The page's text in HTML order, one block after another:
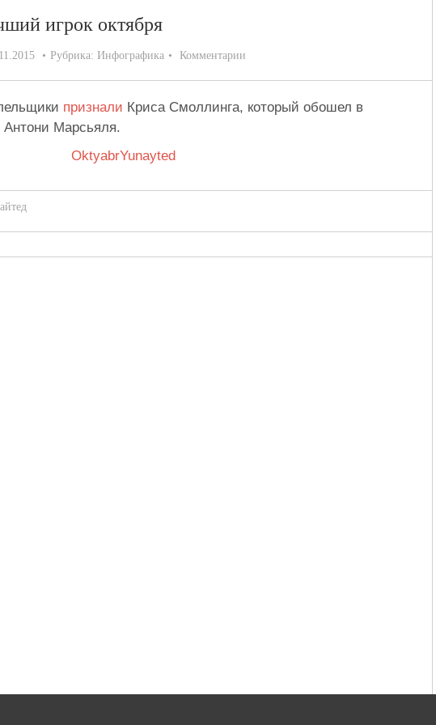
игрок октября
Рубрика: Инфографика Комментарии
признали Криса Смоллинга, который обошел в
Антони Марсьяля.